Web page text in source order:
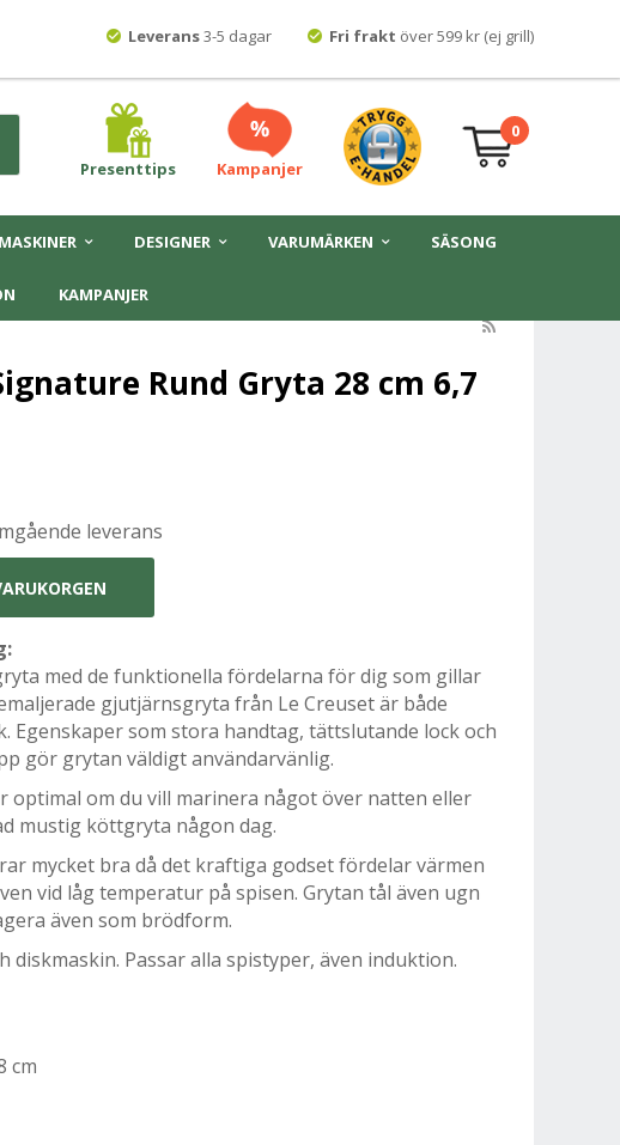
Leverans3-5 dagar Fri frakt över 599 kr (ej grill)
Presenttips Kampanjer
0
DESIGNER VARUMÄRKEN SÄSONG
KAMPANJER
Rund Gryta 28 cm 6,7
leverans
med de funktionella fördelarna för dig som gillar
gjutjärnsgryta från Le Creuset är både
Egenskaper som stora handtag, tättslutande lock och
gör grytan väldigt användarvänlig.
optimal om du vill marinera något över natten eller
mustig köttgryta någon dag.
mycket bra då det kraftiga godset fördelar värmen
vid låg temperatur på spisen. Grytan tål även ugn
även som brödform.
diskmaskin. Passar alla spistyper, även induktion.
cm